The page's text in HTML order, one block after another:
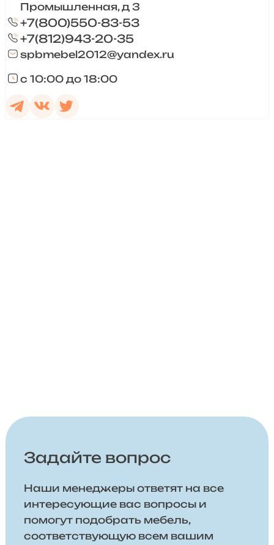
Промышленная, д 3
+7(800)550-83-53
+7(812)943-20-35
spbmebel2012@yandex.ru
с 10:00 до 18:00
Задайте вопрос
Наши менеджеры ответят на все
интересующие вас вопросы и
помогут подобрать мебель,
соответствующую всем вашим